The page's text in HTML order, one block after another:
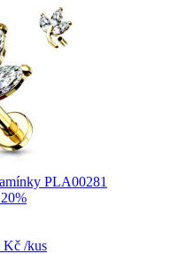
PLA00281
Kč /kus